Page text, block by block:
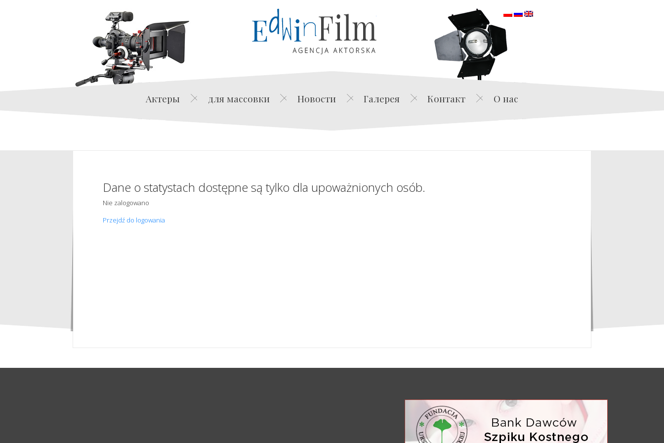
Edwin Film Agencja Aktorska
Актеры для массовки Новости Галерея Контакт О нас
Dane o statystach dostępne są tylko dla upoważnionych osób.
Nie zalogowano
Przejdź do logowania